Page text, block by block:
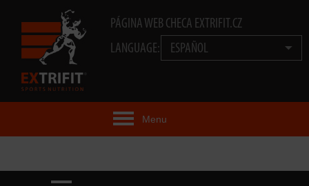
PÁGINA WEB CHECA EXTRIFIT.CZ
LANGUAGE:
ESPAÑOL
Menu